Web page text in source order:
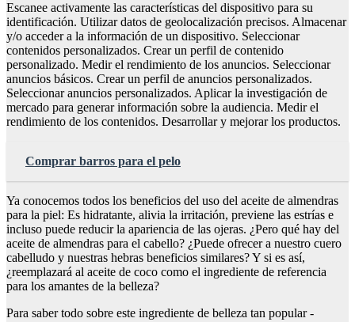
Escanee activamente las características del dispositivo para su
identificación. Utilizar datos de geolocalización precisos. Almacenar
y/o acceder a la información de un dispositivo. Seleccionar
contenidos personalizados. Crear un perfil de contenido
personalizado. Medir el rendimiento de los anuncios. Seleccionar
anuncios básicos. Crear un perfil de anuncios personalizados.
Seleccionar anuncios personalizados. Aplicar la investigación de
mercado para generar información sobre la audiencia. Medir el
rendimiento de los contenidos. Desarrollar y mejorar los productos.
Comprar barros para el pelo
Ya conocemos todos los beneficios del uso del aceite de almendras
para la piel: Es hidratante, alivia la irritación, previene las estrías e
incluso puede reducir la apariencia de las ojeras. ¿Pero qué hay del
aceite de almendras para el cabello? ¿Puede ofrecer a nuestro cuero
cabelludo y nuestras hebras beneficios similares? Y si es así,
¿reemplazará al aceite de coco como el ingrediente de referencia
para los amantes de la belleza?
Para saber todo sobre este ingrediente de belleza tan popular -